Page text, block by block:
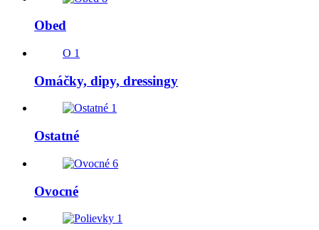
Obed
O 1
Omáčky, dipy, dressingy
1
Ostatné
6
Ovocné
1